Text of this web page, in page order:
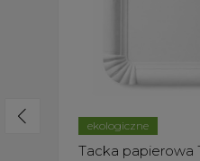
ekologiczne
Tacka papierowa